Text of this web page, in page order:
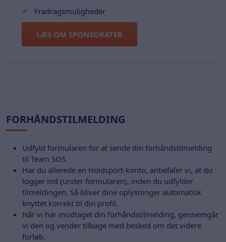
Fradragsmuligheder
LÆS OM SPONSORATER
FORHÅNDSTILMELDING
Udfyld formularen for at sende din forhåndstilmelding
til Team SOS.
Har du allerede en Holdsport-konto, anbefaler vi, at du
logger ind (under formularen), inden du udfylder
tilmeldingen. Så bliver dine oplysninger automatisk
knyttet korrekt til din profil.
Når vi har modtaget din forhåndstilmelding, gennemgår
vi den og vender tilbage med besked om det videre
forløb.